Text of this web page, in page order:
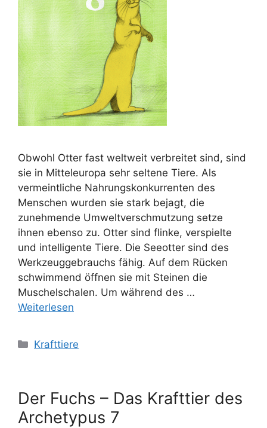
Obwohl Otter fast weltweit verbreitet sind, sind
sie in Mitteleuropa sehr seltene Tiere. Als
vermeintliche Nahrungskonkurrenten des
Menschen wurden sie stark bejagt, die
zunehmende Umweltverschmutzung setze
ihnen ebenso zu. Otter sind flinke, verspielte
und intelligente Tiere. Die Seeotter sind des
Werkzeuggebrauchs fähig. Auf dem Rücken
schwimmend öffnen sie mit Steinen die
Muschelschalen. Um während des …
Weiterlesen
Kategorien
Krafttiere
Der Fuchs – Das Krafttier des
Archetypus 7